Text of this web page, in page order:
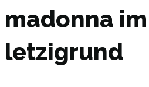
madonna im
letzigrund